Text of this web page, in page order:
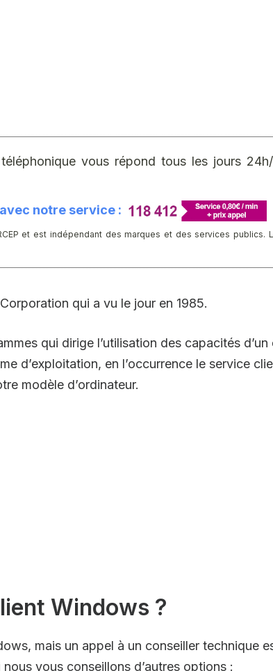
vous répond tous les jours
notre service :
et est indépendant des marques et des services
qui a vu le jour en 1985.
qui dirige l’utilisation des capacités
d’exploitation, en l’occurrence le service
modèle d’ordinateur.
Windows ?
mais un appel à un conseiller technique
vous conseillons d’autres options :